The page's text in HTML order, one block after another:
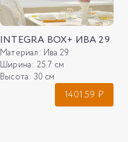
INTEGRA BOX+ ИВА 29
Материал: Ива 29
Ширина: 25.7 см
Высота: 30 см
1401.59 ₽